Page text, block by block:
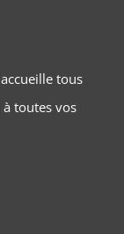
tous
toutes vos